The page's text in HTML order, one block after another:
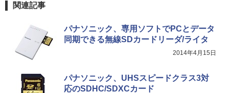
関連記事
パナソニック、専用ソフトでPCとデータ
同期できる無線SDカードリーダ/ライタ
2014年4月15日
パナソニック、UHSスピードクラス3対
応のSDHC/SDXCカード